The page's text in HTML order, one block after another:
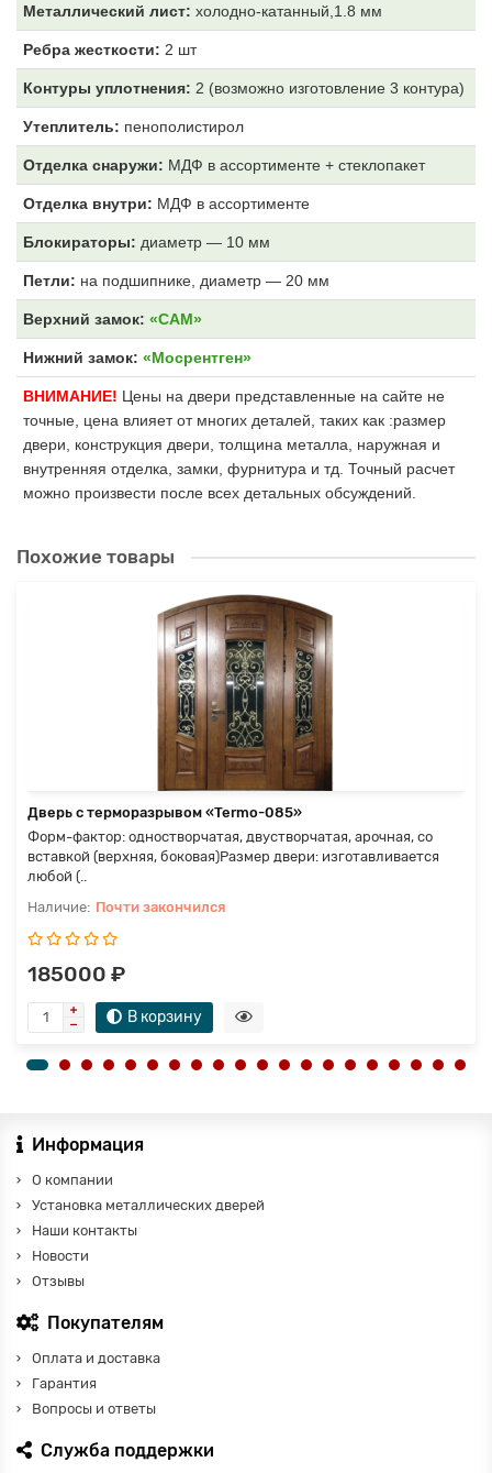
Металлический лист: холодно-катанный,1.8 мм
Ребра жесткости: 2 шт
Контуры уплотнения: 2 (возможно изготовление 3 контура)
Утеплитель: пенополистирол
Отделка снаружи: МДФ в ассортименте + стеклопакет
Отделка внутри: МДФ в ассортименте
Блокираторы: диаметр — 10 мм
Петли: на подшипнике, диаметр — 20 мм
Верхний замок: «САМ»
Нижний замок: «Мосрентген»
ВНИМАНИЕ! Цены на двери представленные на сайте не
точные, цена влияет от многих деталей, таких как :размер
двери, конструкция двери, толщина металла, наружная и
внутренняя отделка, замки, фурнитура и тд. Точный расчет
можно произвести после всех детальных обсуждений.
Похожие товары
Дверь с терморазрывом «Termo-085»
Форм-фактор: одностворчатая, двустворчатая, арочная, со
вставкой (верхняя, боковая)Размер двери: изготавливается
любой (..
Почти закончился
185000 ₽
В корзину
Информация
О компании
Установка металлических дверей
Наши контакты
Новости
Отзывы
Покупателям
Оплата и доставка
Гарантия
Вопросы и ответы
Служба поддержки